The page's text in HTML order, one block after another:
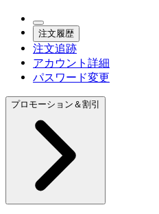
注文履歴
注文追跡
アカウント詳細
パスワード変更
プロモーション＆割引